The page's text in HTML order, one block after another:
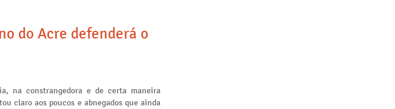
do Acre defenderá o
na constrangedora e de certa maneira
claro aos poucos e abnegados que ainda